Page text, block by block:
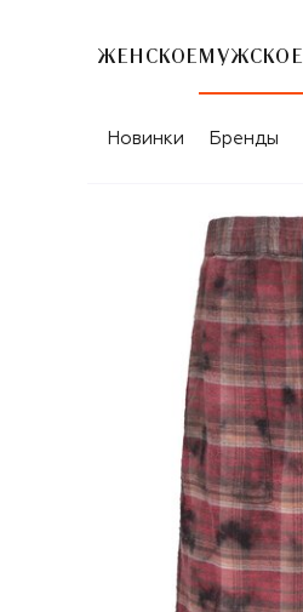
ЖЕНСКОЕ МУЖСКОЕ
Новинки Бренды